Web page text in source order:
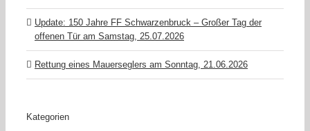
Update: 150 Jahre FF Schwarzenbruck – Großer Tag der
offenen Tür am Samstag, 25.07.2026
Rettung eines Mauerseglers am Sonntag, 21.06.2026
Kategorien